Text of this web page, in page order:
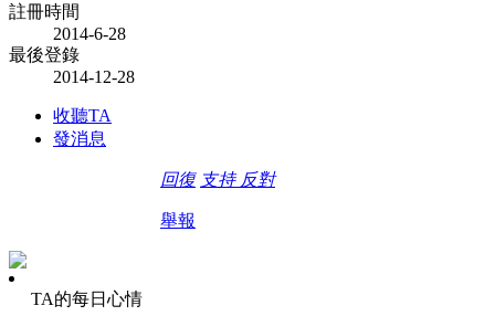
註冊時間
2014-6-28
最後登錄
2014-12-28
收聽TA
發消息
回復 支持 反對
舉報
TA的每日心情